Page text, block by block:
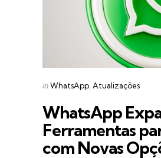
Categories
Posted
inWhatsApp Atualizações
WhatsApp
Ferramentas
com Novas